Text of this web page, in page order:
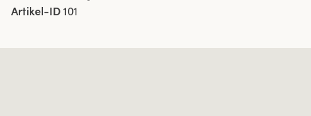
Artikel-ID 101